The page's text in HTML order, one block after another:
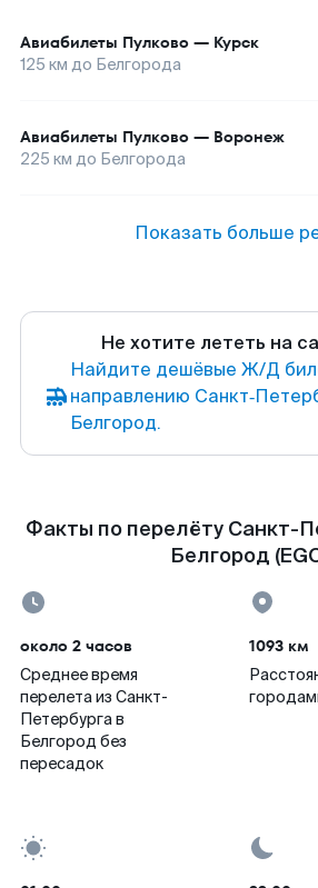
Авиабилеты Пулково — Курск
125 км до Белгорода
Авиабилеты Пулково — Воронеж
225 км до Белгорода
Показать больше
Не хотите лететь на
Найдите дешёвые Ж/Д
направлению
Белгород.
Факты по перелёту Санкт-
Белгород
около 2 часов
Среднее время
перелета из Санкт-
Петербурга в
Белгород без
пересадок
1093 км